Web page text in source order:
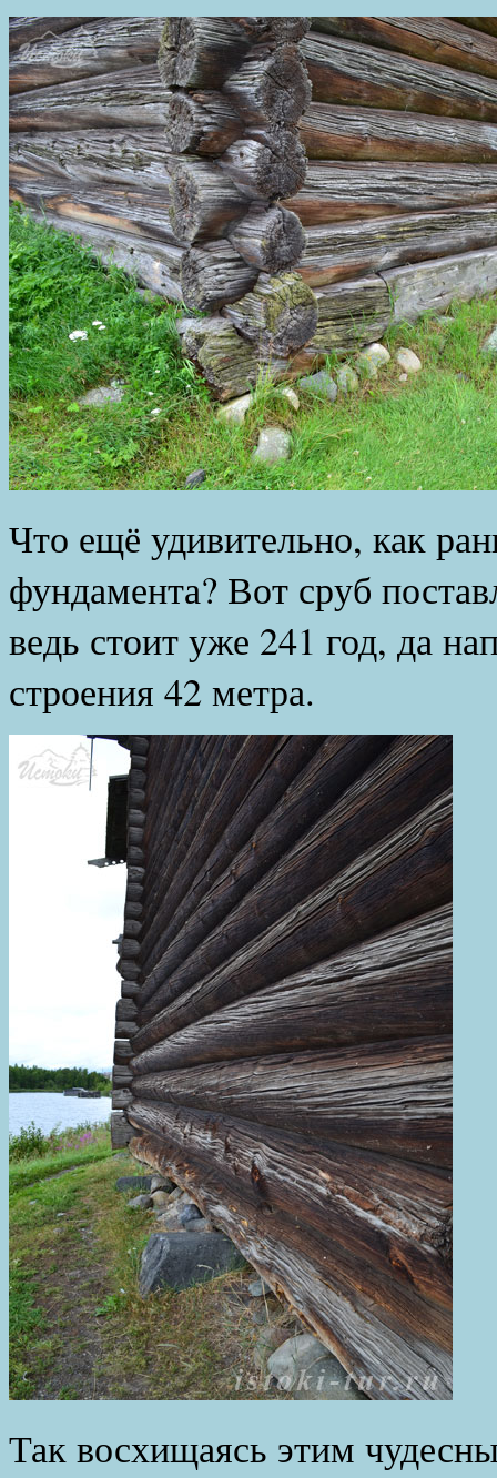
Что ещё удивительно, как
фундамента? Вот сруб
ведь стоит уже 241 год, да
строения 42 метра.
Так восхищаясь этим